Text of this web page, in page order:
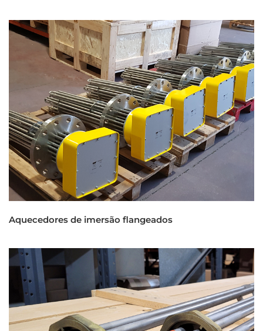
Aquecedores de imersão flangeados